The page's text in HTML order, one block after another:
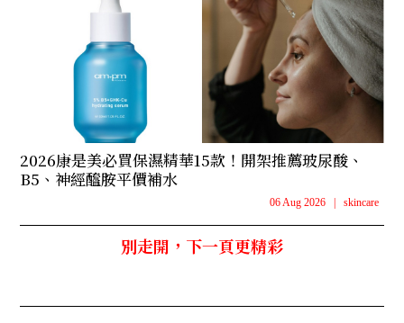
2026康是美必買保濕精華15款！開架推薦玻尿酸、
B5、神經醯胺平價補水
06 Aug 2026 skincare
別走開，下一頁更精彩